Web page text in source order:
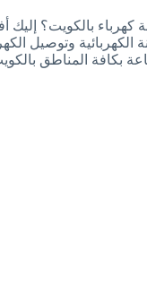
بالكويت؟ إليك
الكهربائية وتوصيل
بالكويت يمكنك التواصل